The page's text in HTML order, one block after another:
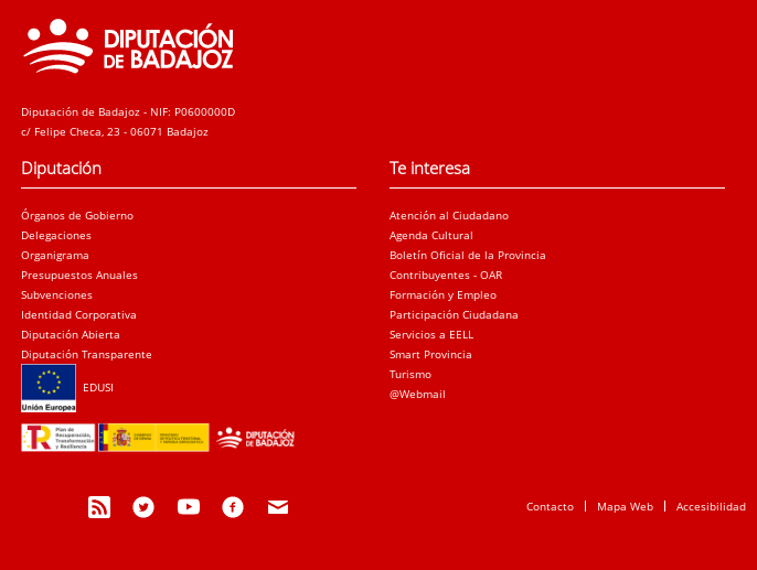
Diputación de Badajoz - NIF: P0600000D
c/ Felipe Checa, 23 - 06071 Badajoz
Diputación
Órganos de Gobierno
Delegaciones
Organigrama
Presupuestos Anuales
Subvenciones
Identidad Corporativa
Diputación Abierta
Diputación Transparente
EDUSI
Te interesa
Atención al Ciudadano
Agenda Cultural
Boletín Oficial de la Provincia
Contribuyentes - OAR
Formación y Empleo
Participación Ciudadana
Servicios a EELL
Smart Provincia
Turismo
@Webmail
Contacto Mapa Web Accesibilidad